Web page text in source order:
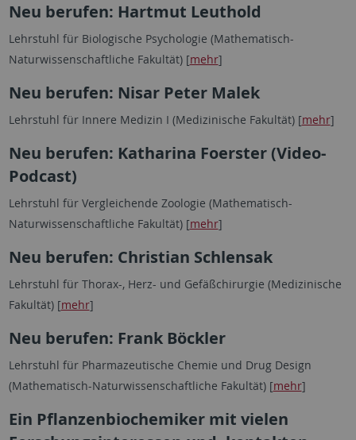
Neu berufen: Hartmut Leuthold
Lehrstuhl für Biologische Psychologie (Mathematisch-
Naturwissenschaftliche Fakultät) [mehr]
Neu berufen: Nisar Peter Malek
Lehrstuhl für Innere Medizin I (Medizinische Fakultät) [mehr]
Neu berufen: Katharina Foerster (Video-
Podcast)
Lehrstuhl für Vergleichende Zoologie (Mathematisch-
Naturwissenschaftliche Fakultät) [mehr]
Neu berufen: Christian Schlensak
Lehrstuhl für Thorax-, Herz- und Gefäßchirurgie (Medizinische
Fakultät) [mehr]
Neu berufen: Frank Böckler
Lehrstuhl für Pharmazeutische Chemie und Drug Design
(Mathematisch-Naturwissenschaftliche Fakultät) [mehr]
Ein Pflanzenbiochemiker mit vielen